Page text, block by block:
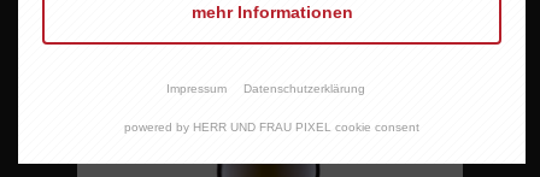
mehr Informationen
Impressum Datenschutzerklärung
powered by HERR UND FRAU PIXEL cookie consent